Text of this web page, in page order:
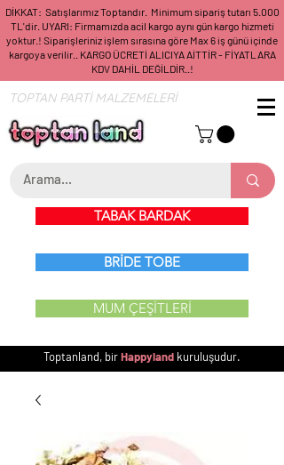
DİKKAT: Satışlarımız Toptandır. Minimum sipariş tutarı 5.000
TL'dir. UYARI: Firmamızda acil kargo aynı gün kargo hizmeti
yoktur.! Siparişleriniz işlem sırasına göre Max 6 iş günü içinde
kargoya verilir.. KARGO ÜCRETİ ALICIYA AİTTİR - FİYATLARA
KDV DAHİL DEĞİLDİR..!
TOPTAN PARTİ MALZEMELERİ
TABAK BARDAK
BRİDE TOBE
MUM ÇEŞİTLERİ
Toptanland, birHappyland kuruluşudur.